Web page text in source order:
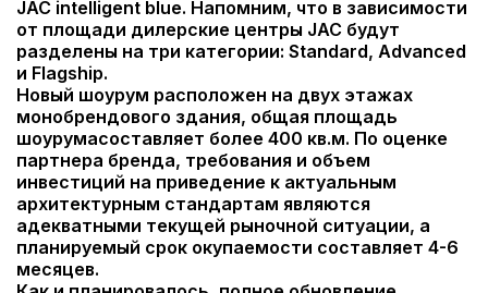
JAC intelligent blue. Напомним, что в зависимости
от площади дилерские центры JAC будут
разделены на три категории: Standard, Advanced
и Flagship.
Новый шоурум расположен на двух этажах
монобрендового здания, общая площадь
шоурумасоставляет более 400 кв.м. По оценке
партнера бренда, требования и объем
инвестиций на приведение к актуальным
архитектурным стандартам являются
адекватными текущей рыночной ситуации, а
планируемый срок окупаемости составляет 4-6
месяцев.